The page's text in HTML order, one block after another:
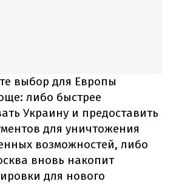
выбор для Европы
либо быстрее
Украину и предоставить
для уничтожения
возможностей, либо
вновь накопит
для нового